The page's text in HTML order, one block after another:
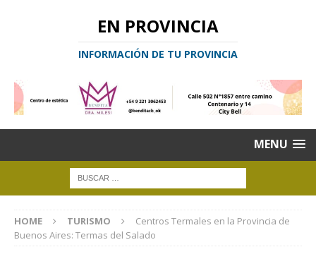
EN PROVINCIA
INFORMACIÓN DE TU PROVINCIA
MENU
HOME TURISMO
Centros Termales en la Provincia de
Buenos Aires: Termas del Salado